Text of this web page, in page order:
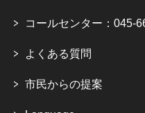
コールセンター：045-
よくある質問
市民からの提案